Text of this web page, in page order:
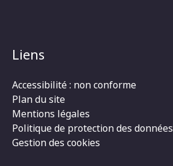
Liens
Accessibilité : non conforme
Plan du site
Mentions légales
Politique de protection des données
Gestion des cookies